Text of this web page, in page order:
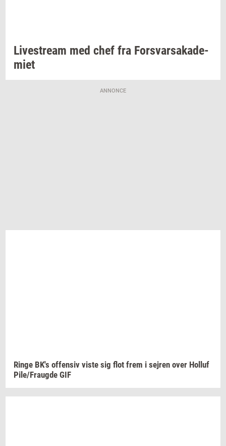
Li­ve­stream med chef fra For­svar­sa­ka­de­
mi­et
ANNONCE
Ringe BK's of­fen­siv viste sig flot frem i sej­ren over Hol­luf
Pile/Fraug­de GIF